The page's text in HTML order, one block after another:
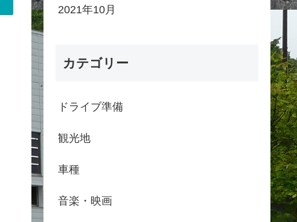
2021年10月
カテゴリー
ドライブ準備
観光地
車種
音楽・映画